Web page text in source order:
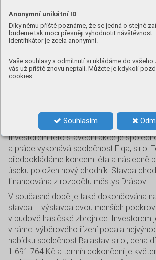
Anonymní unikátní ID
Díky němu příště poznáme, že se jedná o stejné
budeme tak moci přesněji vyhodnotit návštěvnost.
Identifikátor je zcela anonymní.
Vaše souhlasy a odmítnutí si ukládáme do vašeho
vás už příště znovu neptali. Můžete je kdykoli
cookies
Souhlasím
subjektů.
Významnou stavbou, která právě nyní
rekonstrukce střechy našeho kostela
Kříže, jejímž investorem je
S touto investiční akcí byla spojena též
občanů a obec na tuto investiční akci
Další právě probíhající akcí je pokládka
odstraňování starých betonových sloupů
nového veřejného osvětlení na ul.
Investorem této stavební akce je
a práce vykonává společnost Elqa, s.r.o.
předpokládáme koncem léta a následně
úseku položen nový chodník. Stavba
financována z rozpočtu městys Drásov.
V současné době je také dokončována
stavba – výstavba dvou menších
v budově hasičské zbrojnice. Investorem
v rámci výběrového řízení podala
nabídku společnost Balastav s.r.o., cena
1 691 764 Kč a termín dokončení je